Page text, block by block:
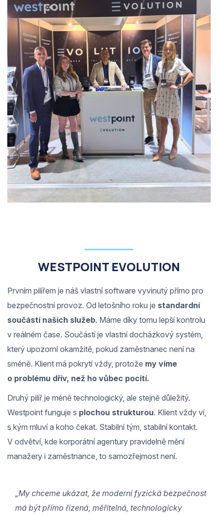
WESTPOINT EVOLUTION
Prvním pilířem je náš vlastní software vyvinutý přímo pro
bezpečnostní provoz. Od letošního roku je standardní
součástí našich služeb. Máme díky tomu lepší kontrolu
v reálném čase. Součástí je vlastní docházkový systém,
který upozorní okamžitě, pokud zaměstnanec není na
směně. Klient má pokrytí vždy, protože my víme
o problému dřív, než ho vůbec pocítí.
Druhý pilíř je méně technologický, ale stejně důležitý.
Westpoint funguje s plochou strukturou. Klient vždy ví,
s kým mluví a koho čekat. Stabilní tým, stabilní kontakt.
V odvětví, kde korporátní agentury pravidelně mění
manažery i zaměstnance, to samozřejmost není.
„My chceme ukázat, že moderní fyzická bezpečnost
má být přímo řízená, měřitelná, technologicky